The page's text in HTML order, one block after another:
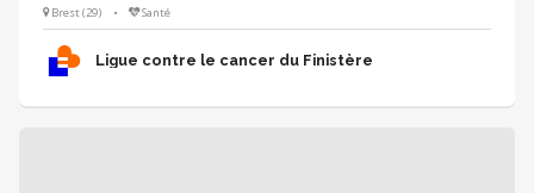
valoriser les partenaires engagés aux côtés de l’événement. On
recherche : un·e ambassadeur·rice convaincant·e, organisé·e, à l’aise
dans le contact, qui sait présenter un projet avec enthousiasme et
créer une relation de confiance.
Brest (29) • Santé
Ligue contre le cancer du Finistère